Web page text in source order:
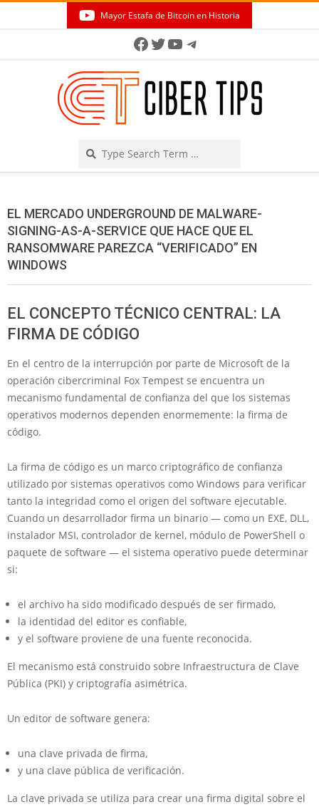
Mayor Estafa de Bitcoin en Historia
Facebook
Twitter
YouTube
Telegram
EL MERCADO UNDERGROUND DE MALWARE-
SIGNING-AS-A-SERVICE QUE HACE QUE EL
RANSOMWARE PAREZCA “VERIFICADO” EN
WINDOWS
EL CONCEPTO TÉCNICO CENTRAL: LA
FIRMA DE CÓDIGO
En el centro de la interrupción por parte de Microsoft de la
operación cibercriminal Fox Tempest se encuentra un
mecanismo fundamental de confianza del que los sistemas
operativos modernos dependen enormemente: la firma de
código.
La firma de código es un marco criptográfico de confianza
utilizado por sistemas operativos como Windows para verificar
tanto la integridad como el origen del software ejecutable.
Cuando un desarrollador firma un binario — como un EXE, DLL,
instalador MSI, controlador de kernel, módulo de PowerShell o
paquete de software — el sistema operativo puede determinar
si:
el archivo ha sido modificado después de ser firmado,
la identidad del editor es confiable,
y el software proviene de una fuente reconocida.
El mecanismo está construido sobre Infraestructura de Clave
Pública (PKI) y criptografía asimétrica.
Un editor de software genera:
una clave privada de firma,
y una clave pública de verificación.
La clave privada se utiliza para crear una firma digital sobre el